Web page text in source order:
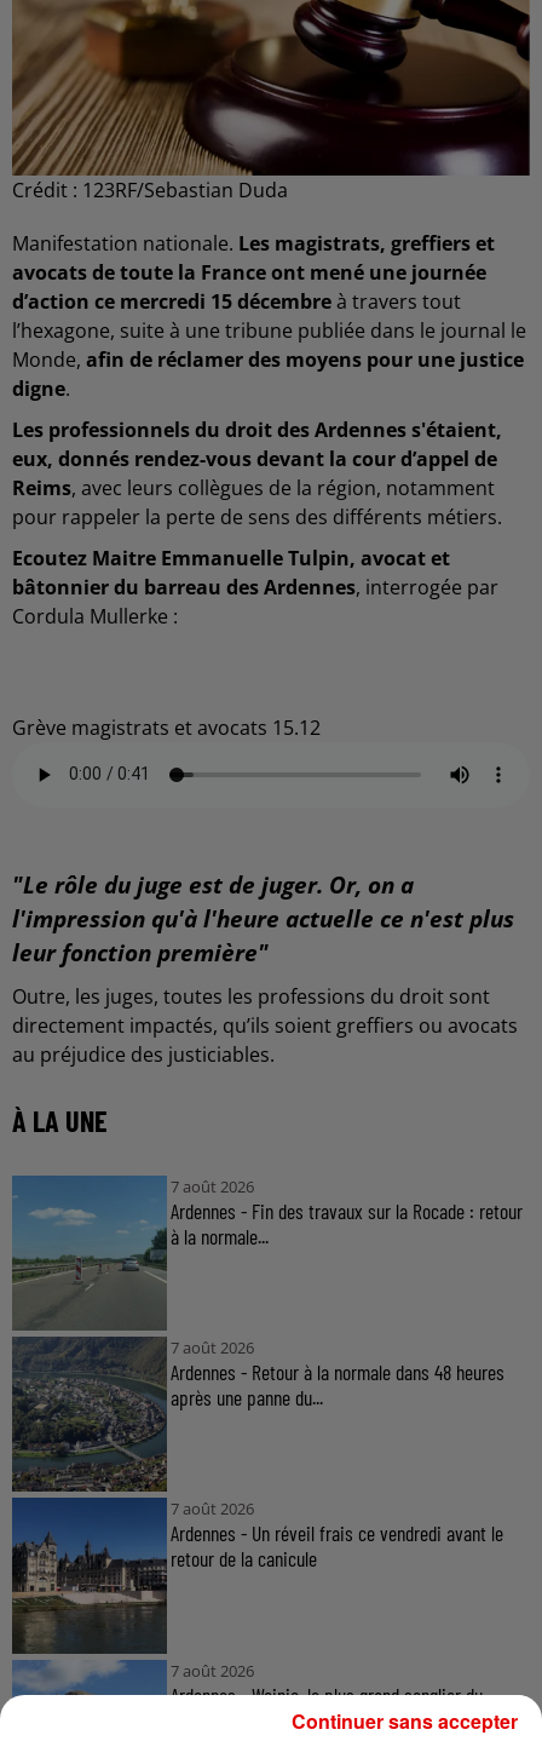
Crédit : 123RF/Sebastian Duda
Manifestation nationale. Les magistrats, greffiers et
avocats de toute la France ont mené une journée
d’action ce mercredi 15 décembreà travers tout
l’hexagone, suite à une tribune publiée dans le journal le
Monde, afin de réclamer des moyens pour une justice
digne.
Les professionnels du droit des Ardennes s'étaient,
eux, donnés rendez-vous devant la cour d’appel de
Reims, avec leurs collègues de la région, notamment
pour rappeler la perte de sens des différents métiers.
Ecoutez Maitre Emmanuelle Tulpin, avocat et
bâtonnier du barreau des Ardennes, interrogée par
Cordula Mullerke :
Grève magistrats et avocats 15.12
"Le rôle du juge est de juger. Or, on a
l'impression qu'à l'heure actuelle ce n'est plus
leur fonction première"
Outre, les juges, toutes les professions du droit sont
directement impactés, qu’ils soient greffiers ou avocats
au préjudice des justiciables.
À LA UNE
7 août 2026
Ardennes - Fin des travaux sur la Rocade : retour
à la normale...
7 août 2026
Ardennes - Retour à la normale dans 48 heures
après une panne du...
7 août 2026
Ardennes - Un réveil frais ce vendredi avant le
retour de la canicule
7 août 2026
Ardennes - Woinic, le plus grand sanglier du
monde, fête ses 18 ansContinuer sans accepter